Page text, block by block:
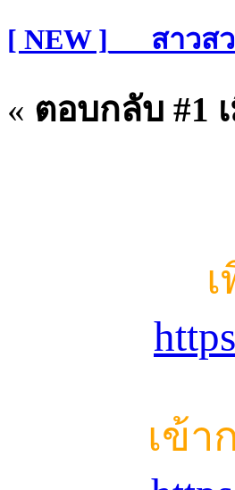
[ NEW ]___สาว
« ตอบกลับ #1
เข้า